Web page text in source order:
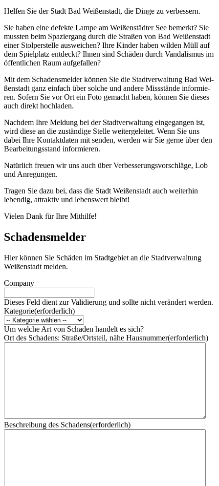
Helfen Sie der Stadt Bad Weißenstadt, die Dinge zu verbessern.
Sie haben eine defek­te Lam­pe am Wei­ßen­städ­ter See bemerkt? Sie
muss­ten beim Spa­zier­gang durch die Stra­ßen von Bad Wei­ßen­stadt
einer Stol­per­stel­le aus­wei­chen? Ihre Kin­der haben wil­den Müll auf
dem Spiel­platz ent­deckt? Ihnen sind Schä­den durch Van­da­lis­mus im
öffent­li­chen Raum aufgefallen?
Mit dem Scha­dens­mel­der kön­nen Sie die Stadt­ver­wal­tung Bad Wei­
ßen­stadt ganz ein­fach über sol­che und ande­re Miss­stän­de infor­mie­
ren. Sofern Sie vor Ort ein Foto gemacht haben, kön­nen Sie die­ses
auch direkt hochladen.
Nach­dem Ihre Mel­dung bei der Stadt­ver­wal­tung ein­ge­gan­gen ist,
wird die­se an die zustän­di­ge Stel­le wei­ter­ge­lei­tet. Wenn Sie uns
dabei Ihre Kon­takt­da­ten mit sen­den, wer­den wir Sie ger­ne über den
Bear­bei­tungs­stand informieren.
Natür­lich freu­en wir uns auch über Ver­bes­se­rungs­vor­schlä­ge, Lob
und Anregungen.
Tra­gen Sie dazu bei, dass die Stadt Wei­ßen­stadt auch wei­ter­hin
leben­dig, attrak­tiv und lebens­wert bleibt!
Vie­len Dank für Ihre Mithilfe!
Scha­dens­mel­der
Hier kön­nen Sie Schä­den im Stadt­ge­biet an die Stadt­ver­wal­tung
Wei­ßen­stadt melden.
Com­pa­ny
Die­ses Feld dient zur Vali­die­rung und soll­te nicht ver­än­dert werden.
Kate­go­rie(erfor­der­lich)
Um wel­che Art von Scha­den han­delt es sich?
Ort des Scha­dens: Straße/Ortsteil, nähe Haus­num­mer(erfor­der­lich)
Beschrei­bung des Scha­dens(erfor­der­lich)